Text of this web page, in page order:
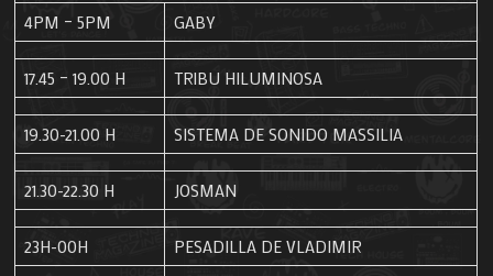
4PM – 5PM
GABY
17.45 – 19.00 H TRIBU HILUMINOSA
19.30-21.00 H SISTEMA DE SONIDO MASSILIA
21.30-22.30 H JOSMAN
23H-00H PESADILLA DE VLADIMIR